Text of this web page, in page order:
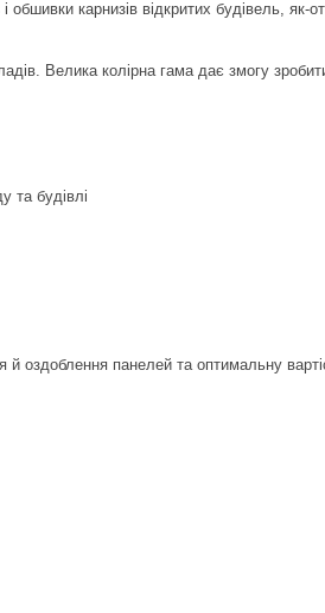
обшивки карнизів відкритих будівель, як-
Велика колірна гама дає змогу
та будівлі
й оздоблення панелей та оптимальну